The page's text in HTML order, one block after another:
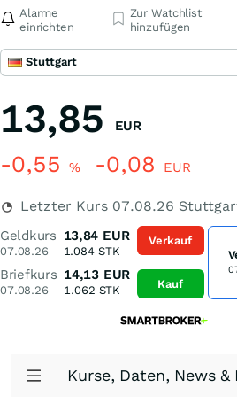
Alarme
einrichten
Zur Watchlist
hinzufügen
Stuttgart
13,85 EUR
-0,55 % -0,08 EUR
Letzter Kurs 07.08.26
Geldkurs
07.08.26
13,84 EUR
1.084STK
Briefkurs
07.08.26
14,13 EUR
1.062 STK
Verkauf
Kauf
Kurse, Daten, News &